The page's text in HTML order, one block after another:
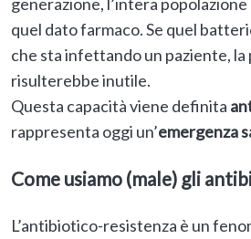
quel dato farmaco. Se quel
che sta infettando un paziente, la
risulterebbe inutile.
Questa capacità viene definita
rappresenta oggi un’emergenza
Come usiamo (male) gli
L’antibiotico-resistenza è un